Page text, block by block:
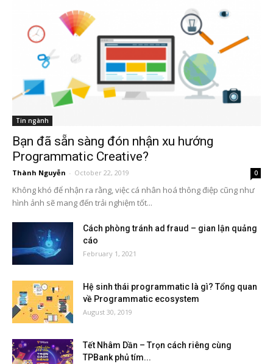
Tin ngành
Bạn đã sẵn sàng đón nhận xu hướng
Programmatic Creative?
Thành Nguyễn - October 22, 2019 0
Không khó để nhận ra rằng, việc cá nhân hoá thông điệp cũng như
hình ảnh sẽ mang đến trải nghiệm tốt...
Cách phòng tránh ad fraud – gian lận quảng
cáo
February 1, 2021
Hệ sinh thái programmatic là gì? Tổng quan
về Programmatic ecosystem
August 30, 2019
Tết Nhâm Dần – Trọn cách riêng cùng
TPBank phủ tím...